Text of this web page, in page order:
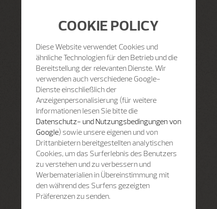
COOKIE POLICY
Diese Website verwendet Cookies und
ähnliche Technologien für den Betrieb und die
Bereitstellung der relevanten Dienste. Wir
verwenden auch verschiedene Google-
Dienste einschließlich der
Anzeigenpersonalisierung (für weitere
Informationen lesen Sie bitte die
Datenschutz- und Nutzungsbedingungen von
Google) sowie unsere eigenen und von
Drittanbietern bereitgestellten analytischen
Cookies, um das Surferlebnis des Benutzers
zu verstehen und zu verbessern und
Werbematerialien in Übereinstimmung mit
den während des Surfens gezeigten
Präferenzen zu senden.